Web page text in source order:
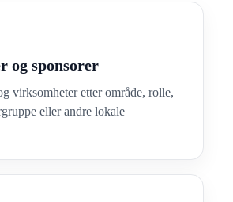
og sponsorer
virksomheter etter område, rolle,
eller andre lokale